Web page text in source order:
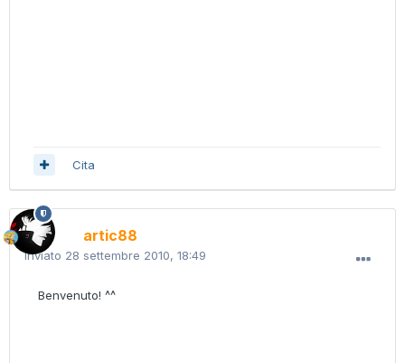
Cita
artic88
Inviato 28 settembre 2010, 18:49
Benvenuto! ^^